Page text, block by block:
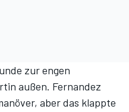
zur engen
außen. Fernandez
aber das klappte